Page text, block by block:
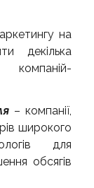
на
декілька
– компанії,
широкого
для
обсягів